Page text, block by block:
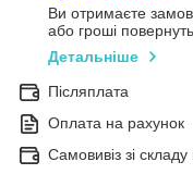
Ви отримаєте
або гроші
Детальніше
Післяплата
Оплата на рахунок
Самовивіз зі складу